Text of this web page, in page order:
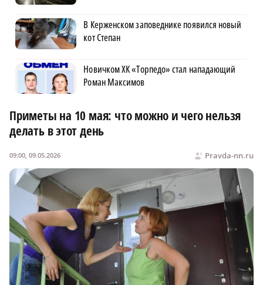
В Керженском заповеднике появился новый
кот Степан
Новичком ХК «Торпедо» стал нападающий
Роман Максимов
Приметы на 10 мая: что можно и чего нельзя
делать в этот день
Pravda-nn.ru
09:00, 09.05.2026